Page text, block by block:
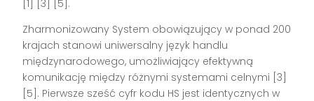
[1] [3] [5].
Zharmonizowany System obowiązujący w ponad 200
krajach stanowi uniwersalny język handlu
międzynarodowego, umożliwiający efektywną
komunikację między różnymi systemami celnymi [3]
[5]. Pierwsze sześć cyfr kodu HS jest identycznych w